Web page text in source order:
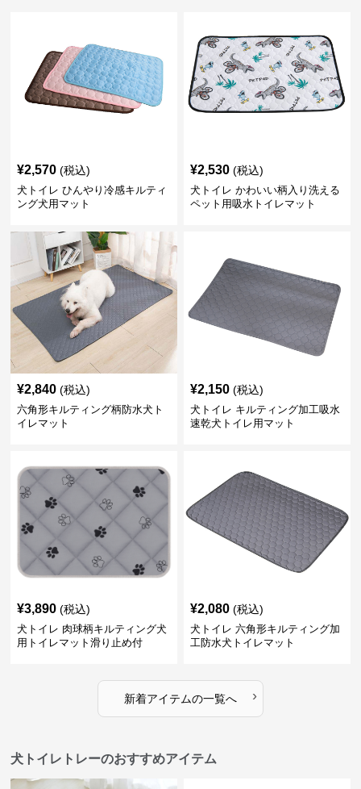
¥2,570 (税込)
犬トイレ ひんやり冷感キルティ
ング犬用マット
¥2,530 (税込)
犬トイレ かわいい柄入り洗える
ペット用吸水トイレマット
¥2,840 (税込)
六角形キルティング柄防水犬ト
イレマット
¥2,150 (税込)
犬トイレ キルティング加工吸水
速乾犬トイレ用マット
¥3,890 (税込)
犬トイレ 肉球柄キルティング犬
用トイレマット滑り止め付
¥2,080 (税込)
犬トイレ 六角形キルティング加
工防水犬トイレマット
新着アイテムの一覧へ ›
犬トイレトレーのおすすめアイテム